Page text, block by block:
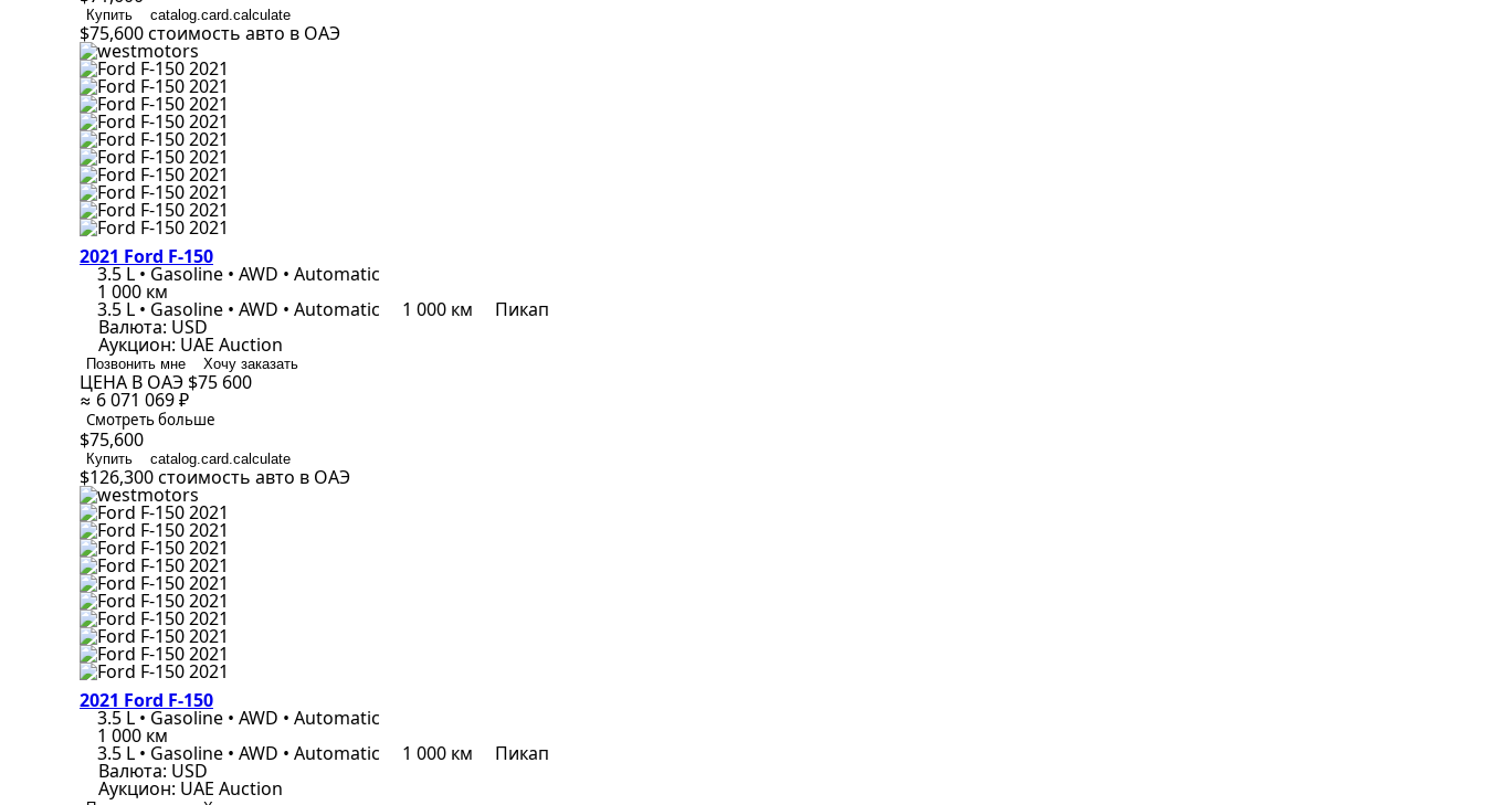
Купить catalog.card.calculate
$75,600стоимость авто в ОАЭ
2021 Ford F-150
3.5 L • Gasoline • AWD • Automatic
1 000 км
3.5 L • Gasoline • AWD • Automatic 1 000 км Пикап
Валюта: USD
Аукцион: UAE Auction
Позвонить мне Хочу заказать
ЦЕНА В ОАЭ $75 600
≈ 6 071 069 ₽
Смотреть больше
$75,600
Купить catalog.card.calculate
$126,300стоимость авто в ОАЭ
2021 Ford F-150
3.5 L • Gasoline • AWD • Automatic
1 000 км
3.5 L • Gasoline • AWD • Automatic 1 000 км Пикап
Валюта: USD
Аукцион: UAE Auction